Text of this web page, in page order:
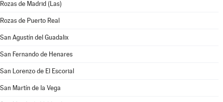
Rozas de Madrid (Las)
Rozas de Puerto Real
San Agustín del Guadalix
San Fernando de Henares
San Lorenzo de El Escorial
San Martín de la Vega